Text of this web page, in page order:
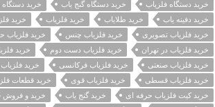
خرید دستگاه فلزیاب
خرید دستگاه گنج یاب
خرید
خرید دفینه یاب
خرید طلایاب خرید فلزیاب
خرید
خرید فلزیاب تصویری
خرید فلزیاب چنس
خرید فلزیاب
خرید فلزیاب در تهران
خرید فلزیاب دست دوم
خرید
خرید فلزیاب صنعتی
خرید فلزیاب فرکانسی
خرید
خرید فلزیاب قسطی
خرید فلزیاب قوی
خرید قطعات
خرید کیت فلزیاب حرفه ای
خرید گنج یاب
خرید و فروش